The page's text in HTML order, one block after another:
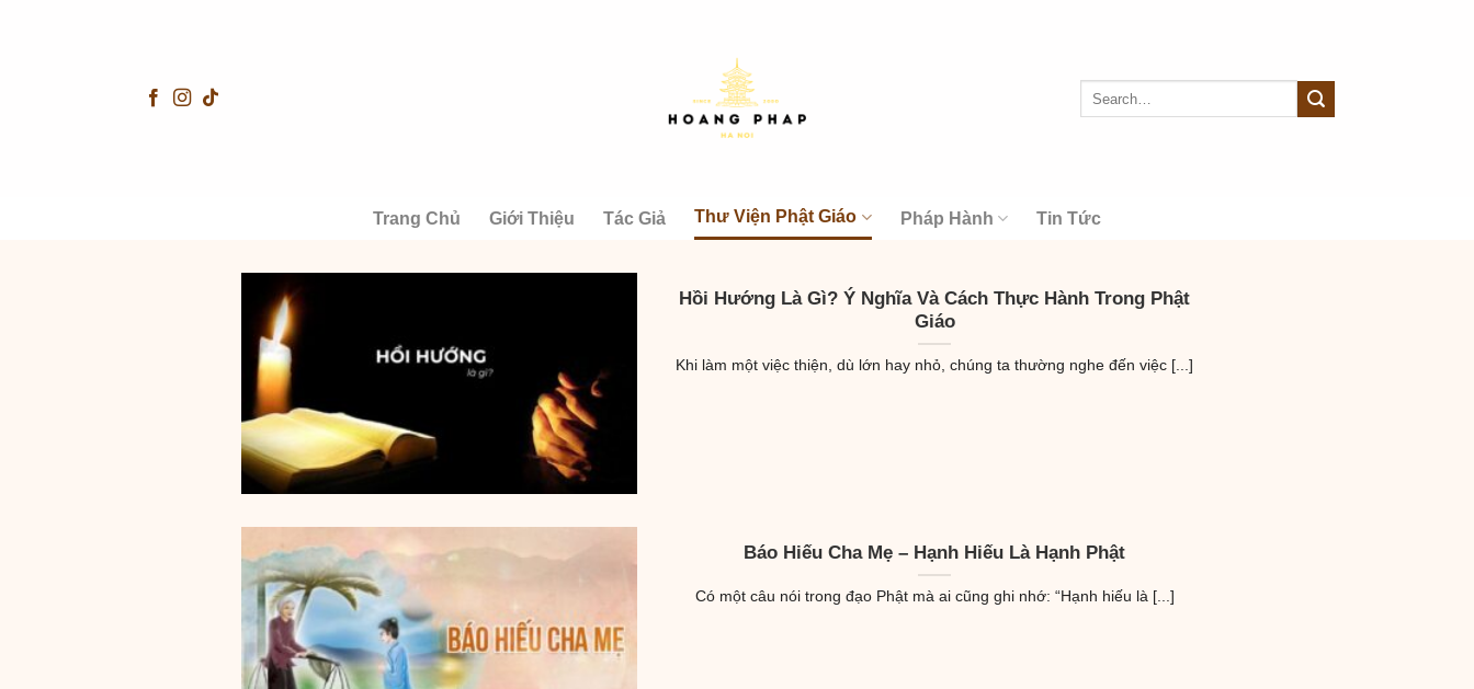
Trang Chủ Giới Thiệu Tác Giả Thư Viện Phật Giáo Pháp Hành Tin Tức
Hồi Hướng Là Gì? Ý Nghĩa Và Cách Thực Hành Trong Phật
Giáo
Khi làm một việc thiện, dù lớn hay nhỏ, chúng ta thường nghe đến việc [...]
Báo Hiếu Cha Mẹ – Hạnh Hiếu Là Hạnh Phật
Có một câu nói trong đạo Phật mà ai cũng ghi nhớ: “Hạnh hiếu là [...]